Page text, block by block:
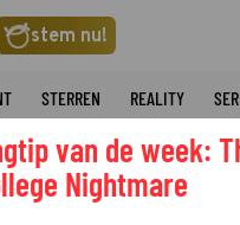
stem nu!
STERREN REALITY
van de week:
Nightmare